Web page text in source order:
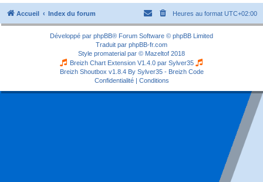
Accueil Index du forum Heures au format UTC+02:00
Développé par phpBB® Forum Software © phpBB Limited
Traduit par phpBB-fr.com
Style promaterial par © Mazeltof 2018
Breizh Chart Extension V1.4.0 par Sylver35
Breizh Shoutbox v1.8.4 By Sylver35 - Breizh Code
Confidentialité| Conditions